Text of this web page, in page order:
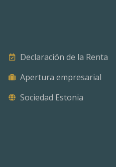
Declaración de la Renta
Apertura empresarial
Sociedad Estonia